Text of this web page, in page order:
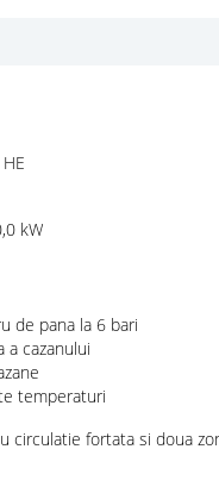
kW
de pana la 6 bari
cazanului
temperaturi
fortata si doua